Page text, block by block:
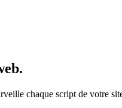
chaque script de votre